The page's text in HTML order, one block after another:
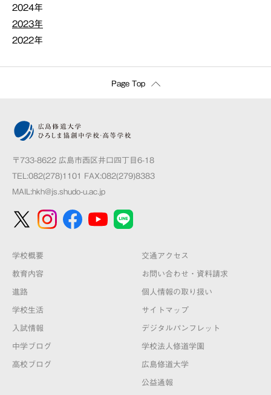
2024年
2023年
2022年
Page Top
〒733-8622 広島市西区井口四丁目6-18
TEL:082(278)1101 FAX:082(279)8383
MAIL:hkh@js.shudo-u.ac.jp
学校概要
教育内容
進路
学校生活
入試情報
中学ブログ
高校ブログ
交通アクセス
お問い合わせ・資料請求
個人情報の取り扱い
サイトマップ
デジタルパンフレット
学校法人修道学園
広島修道大学
公益通報